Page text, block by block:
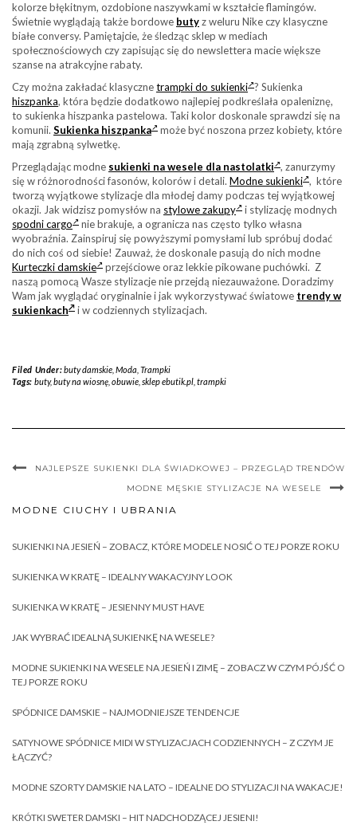
kolorze błękitnym, ozdobione naszywkami w kształcie flamingów.
Świetnie wyglądają także bordowe butyz weluru Nike czy klasyczne
białe conversy. Pamiętajcie, że śledząc sklep w mediach
społecznościowych czy zapisując się do newslettera macie większe
szanse na atrakcyjne rabaty.
Czy można zakładać klasycznetrampki do sukienki ? Sukienka
hiszpanka, która będzie dodatkowo najlepiej podkreślała opaleniznę,
to sukienka hiszpanka pastelowa. Taki kolor doskonale sprawdzi się na
komunii. Sukienka hiszpanka
może być noszona przez kobiety, które
mają zgrabną sylwetkę.
Przeglądając modne sukienki na wesele dla nastolatki , zanurzymy
się w różnorodności fasonów, kolorów i detali. Modne sukienki , które
tworzą wyjątkowe stylizacje dla młodej damy podczas tej wyjątkowej
okazji. Jak widzisz pomysłów na stylowe zakupy
i stylizację modnych
spodni cargo
nie brakuje, a ogranicza nas często tylko własna
wyobraźnia. Zainspiruj się powyższymi pomysłami lub spróbuj dodać
do nich coś od siebie! Zauważ, że doskonale pasują do nich modne
Kurteczki damskie
przejściowe oraz lekkie pikowane puchówki. Z
naszą pomocą Wasze stylizacje nie przejdą niezauważone. Doradzimy
Wam jak wyglądać oryginalnie i jak wykorzystywać światowe trendy w
sukienkach
i w codziennych stylizacjach.
Filed Under:buty damskie, Moda Trampki
Tags: buty,buty na wiosnę, obuwie, sklep ebutik.pl, trampki
NAJLEPSZE SUKIENKI DLA ŚWIADKOWEJ – PRZEGLĄD TRENDÓW
MODNE MĘSKIE STYLIZACJE NA WESELE
MODNE CIUCHY I UBRANIA
SUKIENKI NA JESIEŃ – ZOBACZ, KTÓRE MODELE NOSIĆ O TEJ PORZE ROKU
SUKIENKA W KRATĘ – IDEALNY WAKACYJNY LOOK
SUKIENKA W KRATĘ – JESIENNY MUST HAVE
JAK WYBRAĆ IDEALNĄ SUKIENKĘ NA WESELE?
MODNE SUKIENKI NA WESELE NA JESIEŃ I ZIMĘ – ZOBACZ W CZYM PÓJŚĆ O
TEJ PORZE ROKU
SPÓDNICE DAMSKIE – NAJMODNIEJSZE TENDENCJE
SATYNOWE SPÓDNICE MIDI W STYLIZACJACH CODZIENNYCH – Z CZYM JE
ŁĄCZYĆ?
MODNE SZORTY DAMSKIE NA LATO – IDEALNE DO STYLIZACJI NA WAKACJE!
KRÓTKI SWETER DAMSKI – HIT NADCHODZĄCEJ JESIENI!